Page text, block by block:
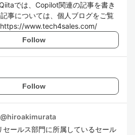
では、Copilot関連の記事を書き
事については、個人ブログをご覧
www.tech4sales.com/
Follow
Follow
@hiroakimurata
ールス部門に所属しているセール